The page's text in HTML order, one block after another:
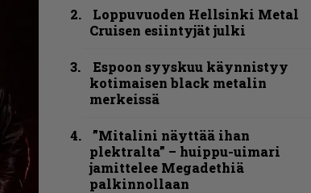
Loppuvuoden Hellsinki Metal
Cruisen esiintyjät julki
Espoon syyskuu käynnistyy
kotimaisen black metalin
merkeissä
”Mitalini näyttää ihan
plektralta” – huippu-uimari
jamittelee Megadethiä
palkinnollaan